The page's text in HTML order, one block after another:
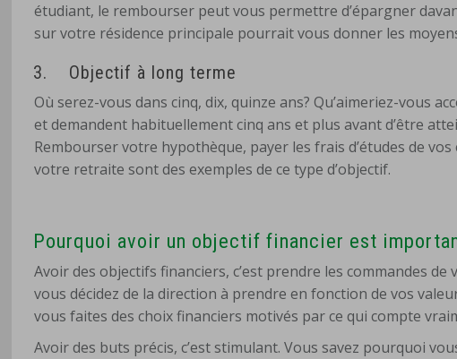
étudiant, le rembourser peut vous permettre d’épargner
sur votre résidence principale pourrait vous donner les
3. Objectif à long terme
Où serez-vous dans cinq, dix, quinze ans? Qu’aimeriez-vous
et demandent habituellement cinq ans et plus avant d’être
Rembourser votre hypothèque, payer les frais d’études de
votre retraite sont des exemples de ce type d’objectif.
Pourquoi avoir un objectif financier est
Avoir des objectifs financiers, c’est prendre les commandes
vous décidez de la direction à prendre en fonction de vos
vous faites des choix financiers motivés par ce qui compte
Avoir des buts précis, c’est stimulant. Vous savez pourquoi